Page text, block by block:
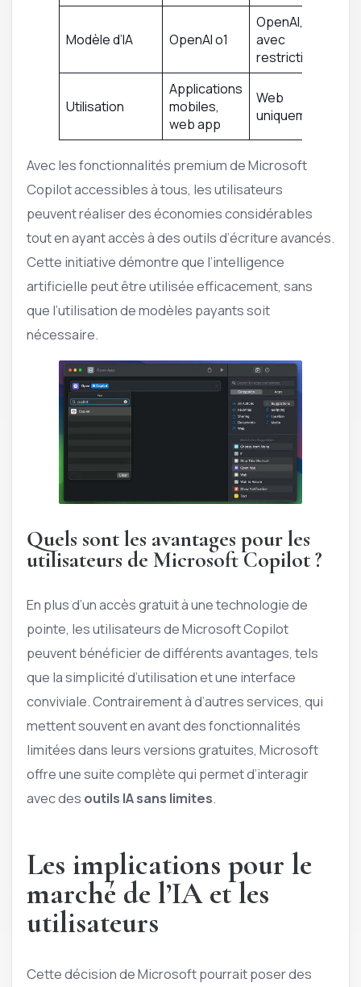
Modèle d’IA OpenAI o1
OpenAI, mais
avec
restrictions
Utilisation
Applications
mobiles,
web app
Web
uniquement
Avec les fonctionnalités premium de Microsoft
Copilot accessibles à tous, les utilisateurs
peuvent réaliser des économies considérables
tout en ayant accès à des outils d’écriture avancés.
Cette initiative démontre que l’intelligence
artificielle peut être utilisée efficacement, sans
que l’utilisation de modèles payants soit
nécessaire.
Quels sont les avantages pour les
utilisateurs de Microsoft Copilot ?
En plus d’un accès gratuit à une technologie de
pointe, les utilisateurs de Microsoft Copilot
peuvent bénéficier de différents avantages, tels
que la simplicité d’utilisation et une interface
conviviale. Contrairement à d’autres services, qui
mettent souvent en avant des fonctionnalités
limitées dans leurs versions gratuites, Microsoft
offre une suite complète qui permet d’interagir
avec des outils IA sans limites.
Les implications pour le
marché de l’IA et les
utilisateurs
Cette décision de Microsoft pourrait poser des